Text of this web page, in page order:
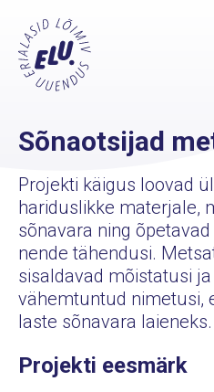
Sõnaotsijad
Projekti käigus loovad
hariduslikke materjale,
sõnavara ning
nende tähendusi.
sisaldavad mõistatusi
vähemtuntud nimetusi,
laste sõnavara laieneks.
Projekti eesmärk